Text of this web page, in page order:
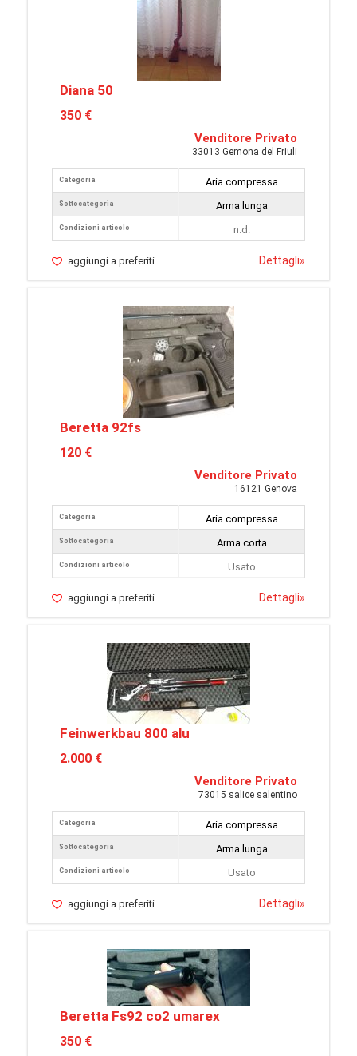
Diana 50
350 €
Venditore Privato
33013 Gemona del Friuli
Categoria
Sottocategoria
Condizioni articolo
Aria compressa
Arma lunga
n.d.
aggiungi a preferiti Dettagli»
Beretta 92fs
120 €
Venditore Privato
16121 Genova
Categoria
Sottocategoria
Condizioni articolo
Aria compressa
Arma corta
Usato
aggiungi a preferiti Dettagli»
Feinwerkbau 800 alu
2.000 €
Venditore Privato
73015 salice salentino
Categoria
Sottocategoria
Condizioni articolo
Aria compressa
Arma lunga
Usato
aggiungi a preferiti Dettagli»
Beretta Fs92 co2 umarex
350 €